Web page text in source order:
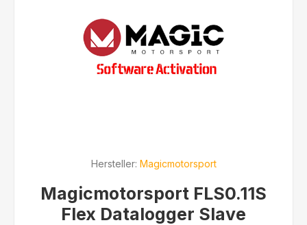
Hersteller: Magicmotorsport
Magicmotorsport FLS0.11S
Flex Datalogger Slave